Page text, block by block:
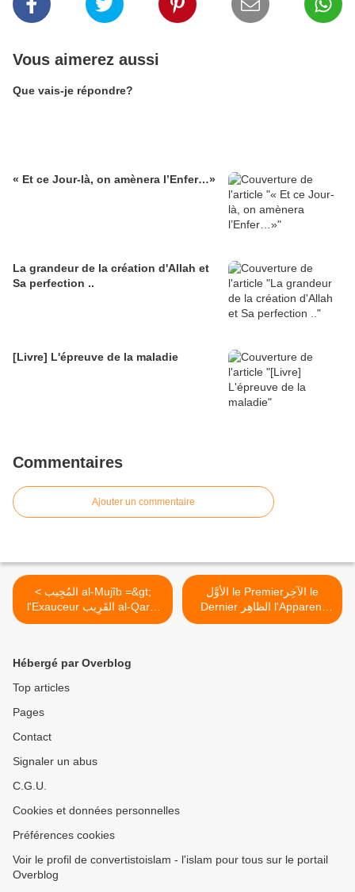
Vous aimerez aussi
Que vais-je répondre?
« Et ce Jour-là, on amènera l’Enfer…»
La grandeur de la création d'Allah et
Sa perfection ..
[Livre] L'épreuve de la maladie
Commentaires
Ajouter un commentaire
< المُجِيب al-Mujîb =&gt;
l'Exauceur القَرِيب al-Qarîb
=&gt; le trés Proche
الأوَّل le Premierالآخِر le
Dernier الظاهِر l'Apparent
البَاطِن le Caché >
Hébergé par Overblog
Top articles
Pages
Contact
Signaler un abus
C.G.U.
Cookies et données personnelles
Préférences cookies
Voir le profil de convertistoislam - l'islam pour tous sur le portail
Overblog